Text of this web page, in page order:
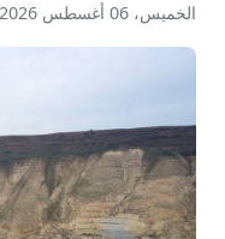
الخميس، 06 أغسطس 2026